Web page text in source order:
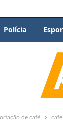
Polícia
de café